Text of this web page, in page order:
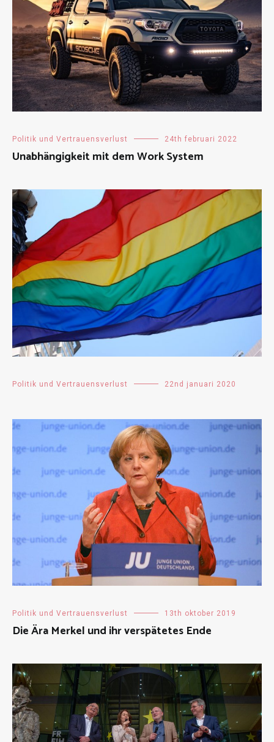
Politik und Vertrauensverlust 24th februari 2022
Unabhängigkeit mit dem Work System
Politik und Vertrauensverlust 22nd januari 2020
Politik und Vertrauensverlust 13th oktober 2019
Die Ära Merkel und ihr verspätetes Ende